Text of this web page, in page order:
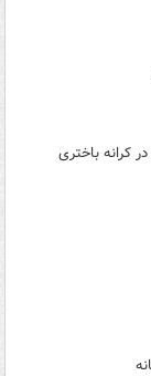
کرانه باختری